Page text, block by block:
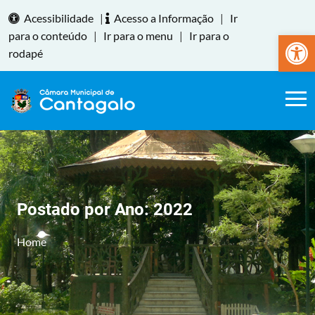
Abrir
Acessibilidade | Acesso a Informação |
Ir
para o conteúdo | Ir para o menu |
Ir para o
rodapé
Postado por Ano:2022
Home